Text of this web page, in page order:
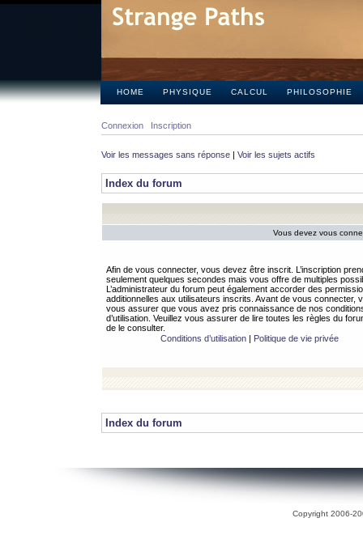
HOME PHYSIQUE CALCUL PHILOSOPHIE
Connexion Inscription
Voir les messages sans réponse | Voir les sujets actifs
Index du forum
Vous devez vous
Afin de vous connecter, vous devez être inscrit. L’inscription
seulement quelques secondes mais vous offre de multiples
L’administrateur du forum peut également accorder des
additionnelles aux utilisateurs inscrits. Avant de vous connecter,
vous assurer que vous avez pris connaissance de nos
d’utilisation. Veuillez vous assurer de lire toutes les règles du
de le consulter.
Conditions d’utilisation| Politique de vie privée
Index du forum
Copyright 2006-